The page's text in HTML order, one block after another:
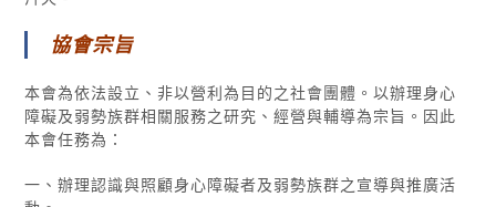
協會宗旨
本會為依法設立、非以營利為目的之社會團體。以辦理身心
障礙及弱勢族群相關服務之研究、經營與輔導為宗旨。因此
本會任務為：
一、辦理認識與照顧身心障礙者及弱勢族群之宣導與推廣活